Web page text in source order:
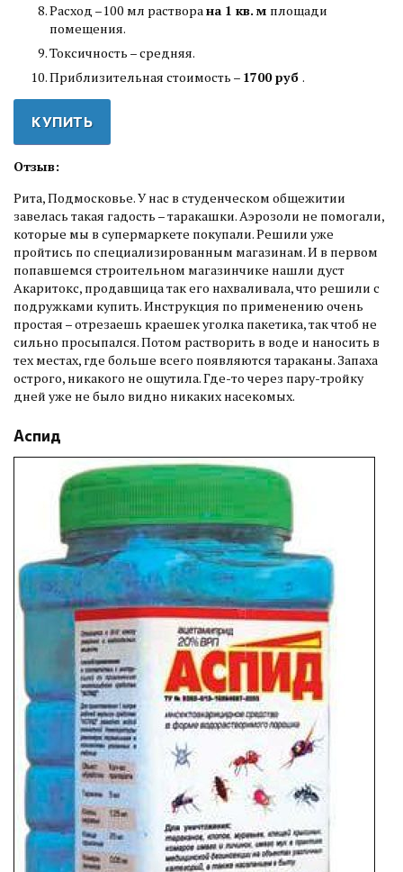
Расход –100 мл раствора на 1 кв. м площади
помещения.
Токсичность – средняя.
Приблизительная стоимость – 1700 руб .
КУПИТЬ
Отзыв:
Рита, Подмосковье. У нас в студенческом общежитии
завелась такая гадость – таракашки. Аэрозоли не помогали,
которые мы в супермаркете покупали. Решили уже
пройтись по специализированным магазинам. И в первом
попавшемся строительном магазинчике нашли дуст
Акаритокс, продавщица так его нахваливала, что решили с
подружками купить. Инструкция по применению очень
простая – отрезаешь краешек уголка пакетика, так чтоб не
сильно просыпался. Потом растворить в воде и наносить в
тех местах, где больше всего появляются тараканы. Запаха
острого, никакого не ощутила. Где-то через пару-тройку
дней уже не было видно никаких насекомых.
Аспид